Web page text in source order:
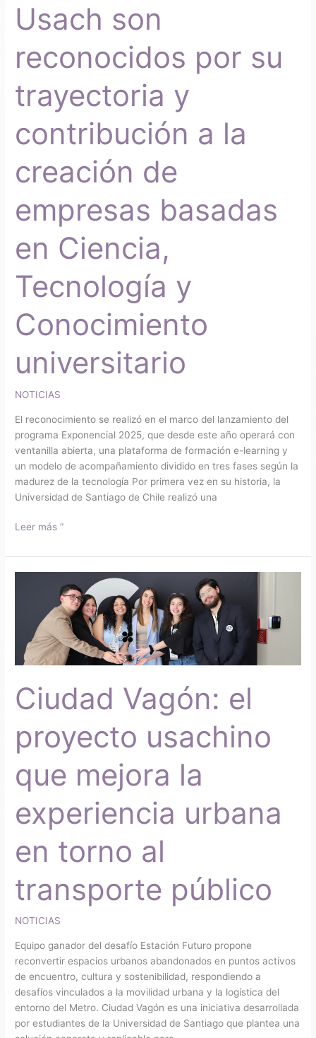
Usach son
reconocidos por su
trayectoria y
contribución a la
creación de
empresas basadas
en Ciencia,
Tecnología y
Conocimiento
universitario
NOTICIAS
El reconocimiento se realizó en el marco del lanzamiento del
programa Exponencial 2025, que desde este año operará con
ventanilla abierta, una plataforma de formación e-learning y
un modelo de acompañamiento dividido en tres fases según la
madurez de la tecnología Por primera vez en su historia, la
Universidad de Santiago de Chile realizó una
contribución
creación
empresas
basadas
en
Ciencia,
y
universitario
Leer más ”
Ciudad Vagón: el
proyecto usachino
que mejora la
experiencia urbana
en torno al
transporte público
NOTICIAS
Equipo ganador del desafío Estación Futuro propone
reconvertir espacios urbanos abandonados en puntos activos
de encuentro, cultura y sostenibilidad, respondiendo a
desafíos vinculados a la movilidad urbana y la logística del
entorno del Metro. Ciudad Vagón es una iniciativa desarrollada
por estudiantes de la Universidad de Santiago que plantea una
proyecto
usachino
que
la
experiencia
en
torno
transporte